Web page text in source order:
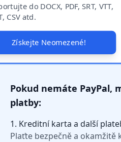
do DOCX, PDF, SRT, VTT,
CSV atd.
Získejte Neomezené!
Pokud nemáte PayPal,
platby:
1. Kreditní karta a další
Plaťte bezpečně a